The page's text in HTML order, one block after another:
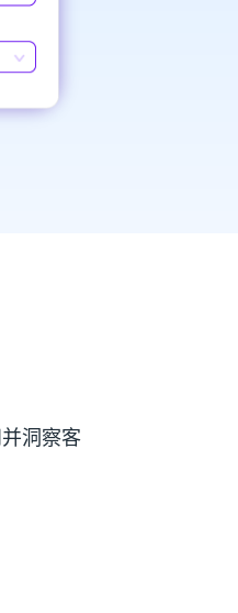
洞察客